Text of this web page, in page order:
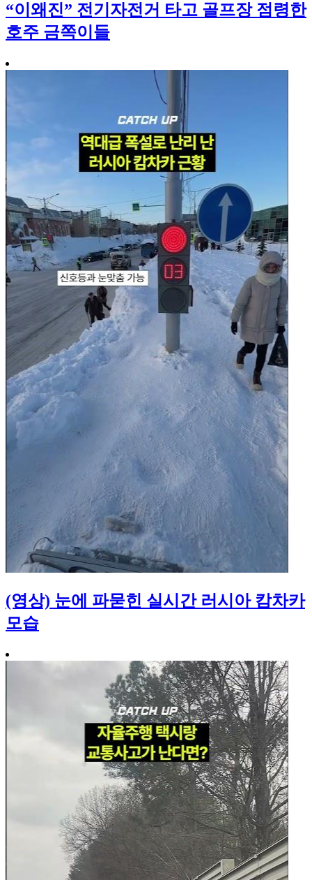
“이왜진” 전기자전거 타고 골프장 점령한
호주 금쪽이들
(영상) 눈에 파묻힌 실시간 러시아 캄차카
모습